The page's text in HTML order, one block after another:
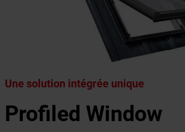
Une solution intégrée unique
Profiled Window